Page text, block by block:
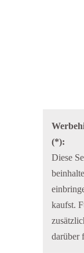
(*):
Diese
kaufst.
darüber